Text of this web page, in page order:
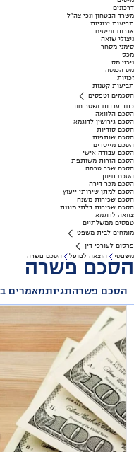
דרכונים
משרד הבטחון ונכי צה"ל
תביעות יצוגיות
אגרות ומיסים
ניצולי שואה
סימני מסחר
מכס
ניכוי מס
מס הכנסה
זכויות
תביעות קטנות
הסכמים וטפסים
כתב ערבות ושטר חוב
הסכם הלוואה
הסכם גירושין לדוגמא
הסכם סודיות
הסכם שותפות
הסכם מייסדים
הסכם עבודה אישי
הסכם הורות משותפת
הסכם שכר טרחה
הסכם תיווך
הסכם מכר דירה
הסכם למתן שירותי ייעוץ
הסכם שכירות משנה
הסכם שכירות בלתי מוגנת
צוואה לדוגמא
טפסים ממשלתיים
מומחים לבית משפט
פרסום לעורכי דין
משפטי
הוצאה לפועל הסכם פשרה
הסכם פשרה
הסכם פשרהתגיותמאמרים